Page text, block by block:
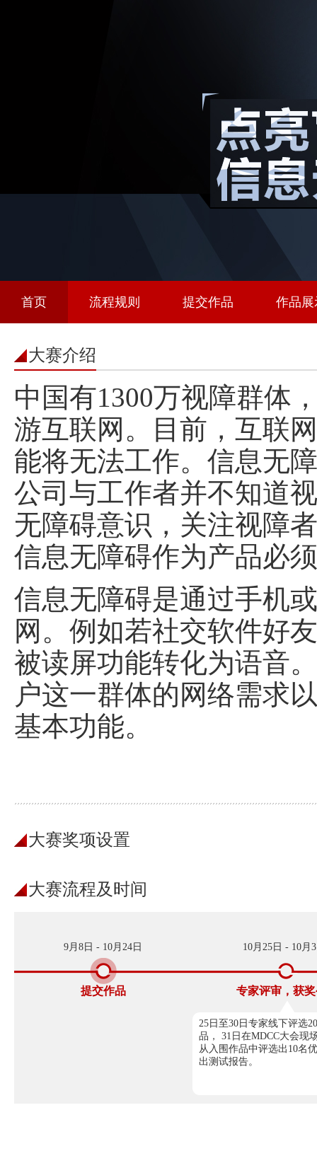
首页 流程规则 提交作品 作品展
大赛介绍
中国有1300万视障群体
游互联网。目前，互联
能将无法工作。信息无
公司与工作者并不知道
无障碍意识，关注视障
信息无障碍作为产品必
信息无障碍是通过手机
网。例如若社交软件好
被读屏功能转化为语音
户这一群体的网络需求
基本功能。
大赛奖项设置
大赛流程及时间
9月8日 - 10月24日
提交作品
10月25日 - 10月
专家评审，获
25日至30日专家线下评选
品， 31日在MDCC大会现
从入围作品中评选出10名
出测试报告。